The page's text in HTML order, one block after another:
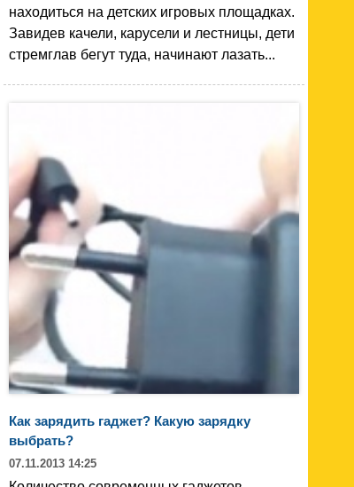
находиться на детских игровых площадках.
Завидев качели, карусели и лестницы, дети
стремглав бегут туда, начинают лазать...
Как зарядить гаджет? Какую зарядку
выбрать?
07.11.2013 14:25